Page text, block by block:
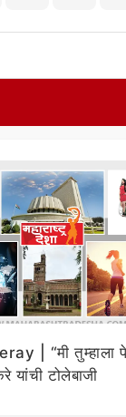
| “मी तुम्हाला
यांची टोलेबाजी